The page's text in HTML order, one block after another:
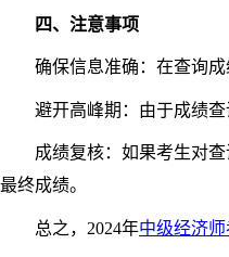
四、注意事项
确保信息准确：在查询成
避开高峰期：由于成绩查询
成绩复核：如果考生对查
最终成绩。
总之，2024年中级经济